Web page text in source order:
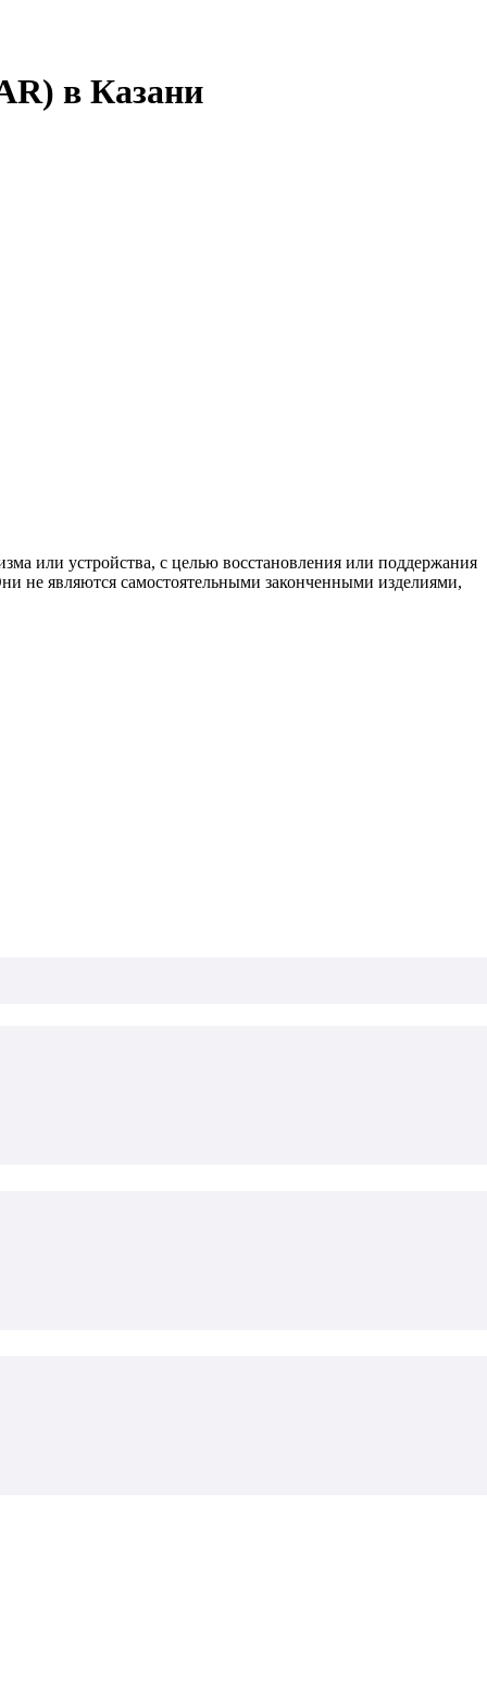
в Казани
или устройства, с целью восстановления или поддержания
не являются самостоятельными законченными изделиями,